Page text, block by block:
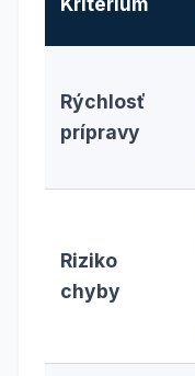
Rýchlosť
prípravy
Riziko
chyby